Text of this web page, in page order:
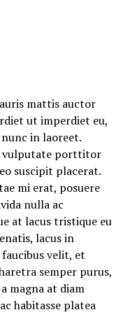
mattis auctor
ut imperdiet eu,
in laoreet.
vulputate porttitor
suscipit placerat.
mi erat, posuere
nulla ac
at lacus tristique eu
lacus in
velit, et
semper purus,
magna at diam
habitasse platea